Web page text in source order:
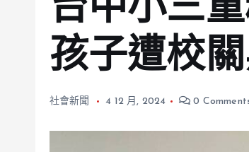
台中小三
孩子遭校
社會新聞 4 12 月, 2024 0